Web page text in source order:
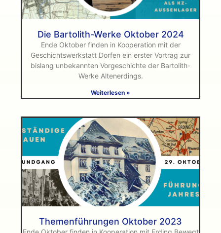
Die Bartolith-Werke Oktober 2024
Ende Oktober finden in Kooperation mit der
Geschichtswerkstatt Dorfen ein erster Vortrag zur
bislang unbekannten Vorgeschichte der Bartolith-
Werke Altenerdings.
Weiterlesen »
Themenführungen Oktober 2023